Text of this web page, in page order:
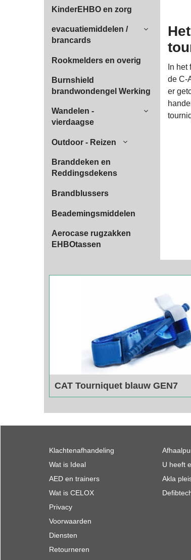
KinderEHBO en zorg
evacuatiemiddelen /
brancards
Rookmelders en overig
Burnshield
brandwondengel Werking
Wandelen -
vierdaagse
Outdoor - Reizen
Branddeken en
Reddingsdekens
Brandblussers
Beademingsmiddelen
Aerocase rugzakken
EHBOtassen
In
de C-
er
CAT Tourniquet blauw GEN7
Klachtenafhandeling
Wat is Ideal
AED en trainers
Wat is CELOX
Privacy
Voorwaarden
Diensten
Retourneren
U heeft
Akla